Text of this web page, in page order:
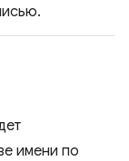
имени по